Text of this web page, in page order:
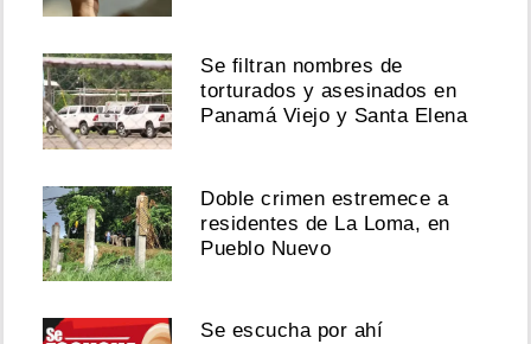
Se filtran nombres de
torturados y asesinados en
Panamá Viejo y Santa Elena
Doble crimen estremece a
residentes de La Loma, en
Pueblo Nuevo
Se escucha por ahí